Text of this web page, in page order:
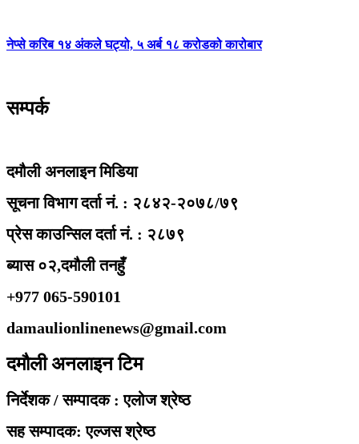
नेप्से करिब १४ अंकले घट्यो, ५ अर्ब १८ करोडको कारोबार
सम्पर्क
दमौली अनलाइन मिडिया
सूचना विभाग दर्ता नं. : २८४२-२०७८/७९
प्रेस काउन्सिल दर्ता नं. : २८७९
ब्यास ०२,दमौली तनहुँ
+977 065-590101
damaulionlinenews@gmail.com
दमौली अनलाइन टिम
निर्देशक / सम्पादक : एलोज श्रेष्ठ
सह सम्पादक: एल्जस श्रेष्ठ